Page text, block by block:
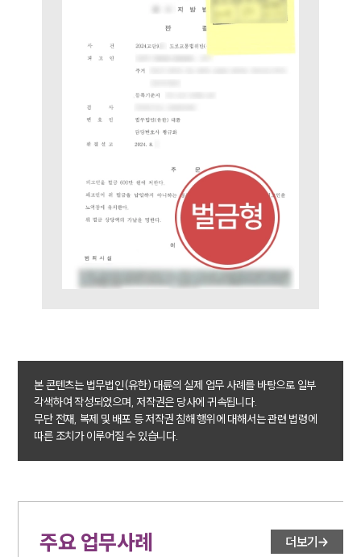
업무사례
주요 업무사례
법률정보
법률지식인
고객후기
업무분야
음주교통사고대응부 업무
전체
구성원 소개
소식/자료
언론보도
공지사항
법률 블로그
법률서식
대륜법률상담예약
본 콘텐츠는 법무법인(유한) 대륜의 실제 업무 사례를 바탕으로 일부
각색하여 작성되었으며, 저작권은 당사에 귀속됩니다.
무단 전재, 복제 및 배포 등 저작권 침해 행위에 대해서는 관련 법령에
따른 조치가 이루어질 수 있습니다.
주요 업무사례 더보기